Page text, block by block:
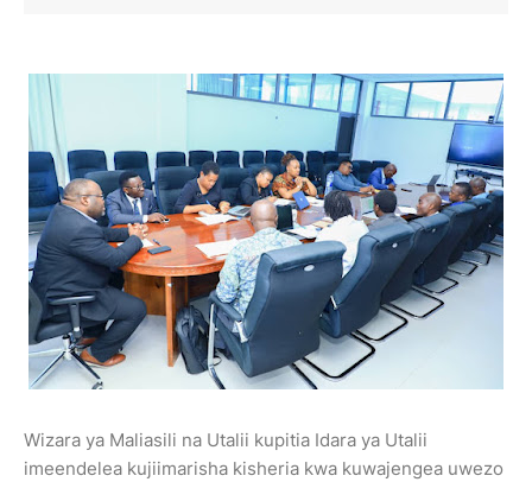
Wizara ya Maliasili na Utalii kupitia Idara ya Utalii
imeendelea kujiimarisha kisheria kwa kuwajengea uwezo